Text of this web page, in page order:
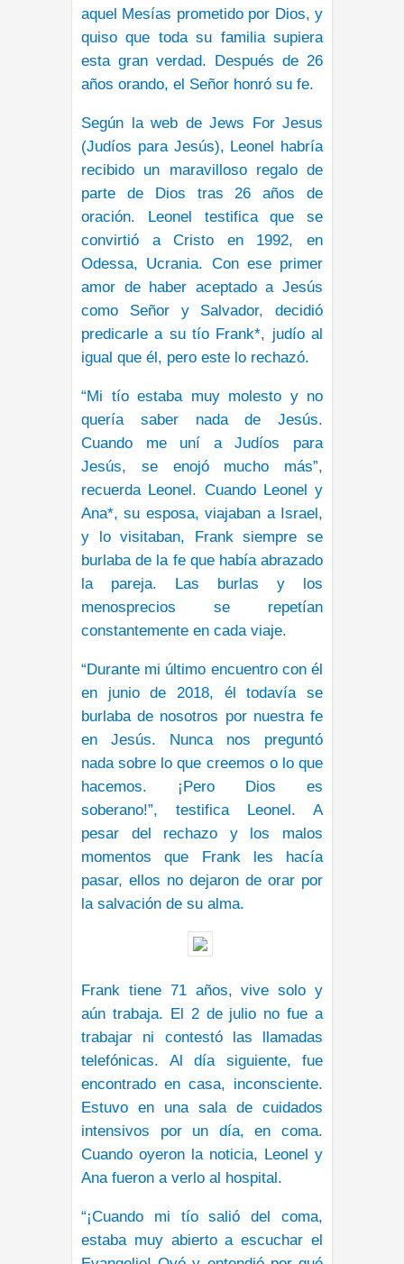
aquel Mesías prometido por Dios, y
quiso que toda su familia supiera
esta gran verdad. Después de 26
años orando, el Señor honró su fe.
Según la web de Jews For Jesus
(Judíos para Jesús), Leonel habría
recibido un maravilloso regalo de
parte de Dios tras 26 años de
oración. Leonel testifica que se
convirtió a Cristo en 1992, en
Odessa, Ucrania. Con ese primer
amor de haber aceptado a Jesús
como Señor y Salvador, decidió
predicarle a su tío Frank*, judío al
igual que él, pero este lo rechazó.
“Mi tío estaba muy molesto y no
quería saber nada de Jesús.
Cuando me uní a Judíos para
Jesús, se enojó mucho más”,
recuerda Leonel. Cuando Leonel y
Ana*, su esposa, viajaban a Israel,
y lo visitaban, Frank siempre se
burlaba de la fe que había abrazado
la pareja. Las burlas y los
menosprecios se repetían
constantemente en cada viaje.
“Durante mi último encuentro con él
en junio de 2018, él todavía se
burlaba de nosotros por nuestra fe
en Jesús. Nunca nos preguntó
nada sobre lo que creemos o lo que
hacemos. ¡Pero Dios es
soberano!”, testifica Leonel. A
pesar del rechazo y los malos
momentos que Frank les hacía
pasar, ellos no dejaron de orar por
la salvación de su alma.
Frank tiene 71 años, vive solo y
aún trabaja. El 2 de julio no fue a
trabajar ni contestó las llamadas
telefónicas. Al día siguiente, fue
encontrado en casa, inconsciente.
Estuvo en una sala de cuidados
intensivos por un día, en coma.
Cuando oyeron la noticia, Leonel y
Ana fueron a verlo al hospital.
“¡Cuando mi tío salió del coma,
estaba muy abierto a escuchar el